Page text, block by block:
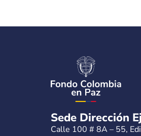
Sede Dirección
Calle 100 # 8A – 55,